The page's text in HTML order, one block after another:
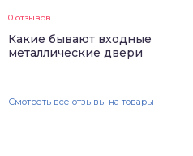
0 отзывов
Какие бывают входные
металлические двери
Смотреть все отзывы на товары